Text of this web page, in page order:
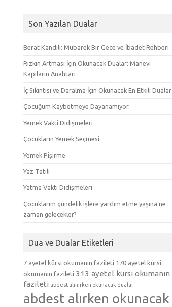
Son Yazılan Dualar
Berat Kandili: Mübarek Bir Gece ve İbadet Rehberi
Rızkın Artması İçin Okunacak Dualar: Manevi
Kapıların Anahtarı
İç Sıkıntısı ve Daralma İçin Okunacak En Etkili Dualar
Çocuğum Kaybetmeye Dayanamıyor.
Yemek Vakti Didişmeleri
Çocukların Yemek Seçmesi
Yemek Pişirme
Yaz Tatili
Yatma Vakti Didişmeleri
Çocuklarım gündelik işlere yardım etme yaşına ne
zaman gelecekler?
Dua ve Dualar Etiketleri
7 ayetel kürsi okumanın fazileti 170 ayetel kürsi
okumanın fazileti 313 ayetel kürsi okumanın
fazileti abdest alınırken okunacak dualar
abdest alırken okunacak